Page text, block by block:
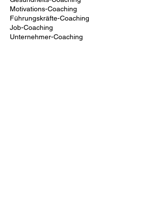
Motivations-Coaching
Führungskräfte-Coaching
Job-Coaching